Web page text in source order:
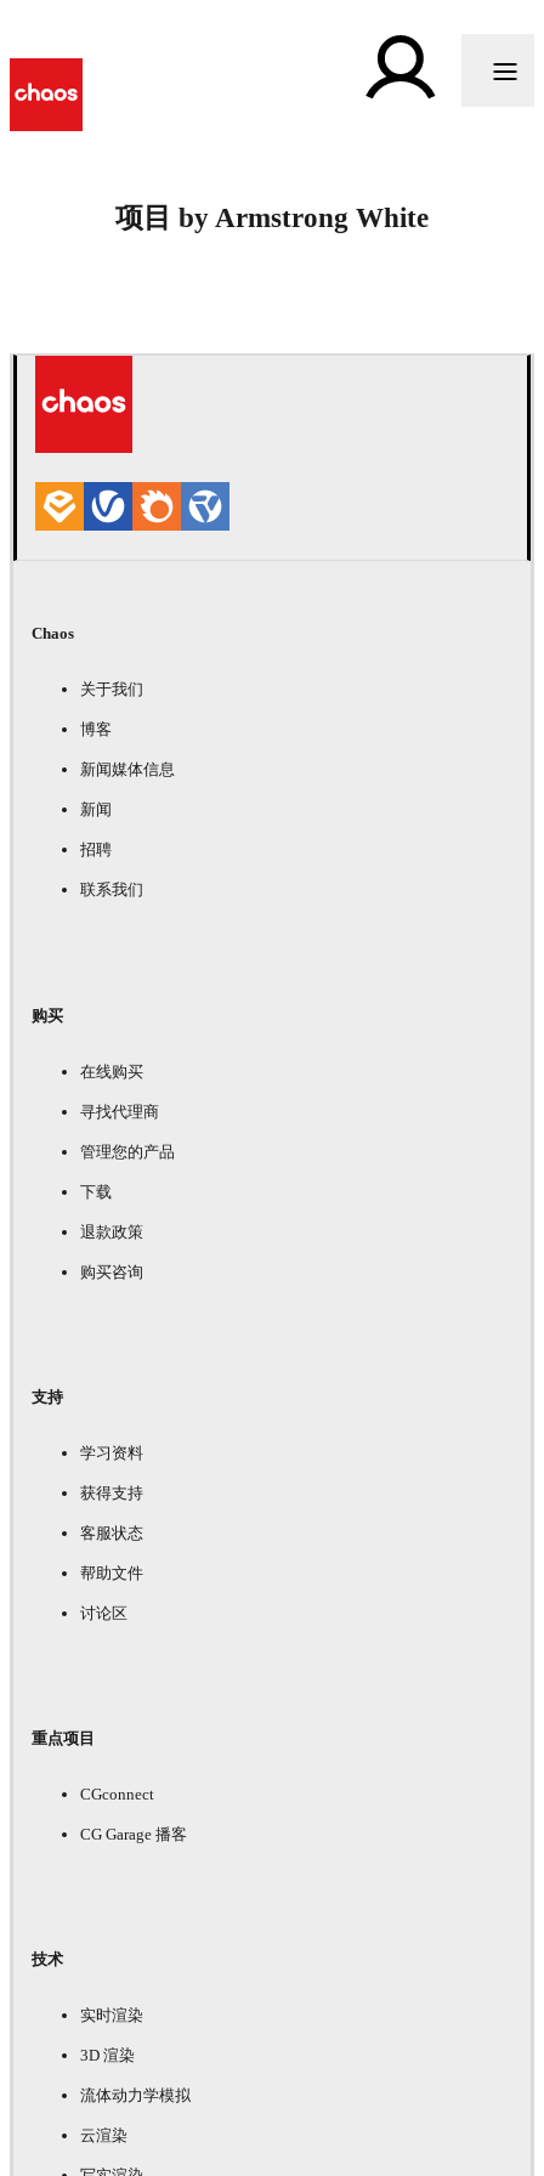
项目 by Armstrong White
Chaos
关于我们
博客
新闻媒体信息
新闻
招聘
联系我们
购买
在线购买
寻找代理商
管理您的产品
下载
退款政策
购买咨询
支持
学习资料
获得支持
客服状态
帮助文件
讨论区
重点项目
CGconnect
CG Garage 播客
技术
实时渲染
3D 渲染
流体动力学模拟
云渲染